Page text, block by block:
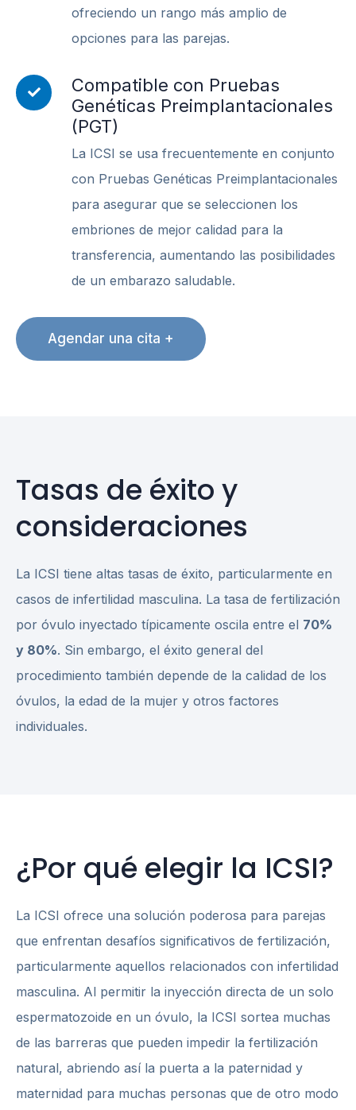
ofreciendo un rango más amplio de
opciones para las parejas.
Compatible con Pruebas
Genéticas Preimplantacionales
(PGT)
La ICSI se usa frecuentemente en conjunto
con Pruebas Genéticas Preimplantacionales
para asegurar que se seleccionen los
embriones de mejor calidad para la
transferencia, aumentando las posibilidades
de un embarazo saludable.
Agendar una cita +
Tasas de éxito y
consideraciones
La ICSI tiene altas tasas de éxito, particularmente en
casos de infertilidad masculina. La tasa de fertilización
por óvulo inyectado típicamente oscila entre el 70%
y 80%. Sin embargo, el éxito general del
procedimiento también depende de la calidad de los
óvulos, la edad de la mujer y otros factores
individuales.
¿Por qué elegir la ICSI?
La ICSI ofrece una solución poderosa para parejas
que enfrentan desafíos significativos de fertilización,
particularmente aquellos relacionados con infertilidad
masculina. Al permitir la inyección directa de un solo
espermatozoide en un óvulo, la ICSI sortea muchas
de las barreras que pueden impedir la fertilización
natural, abriendo así la puerta a la paternidad y
maternidad para muchas personas que de otro modo